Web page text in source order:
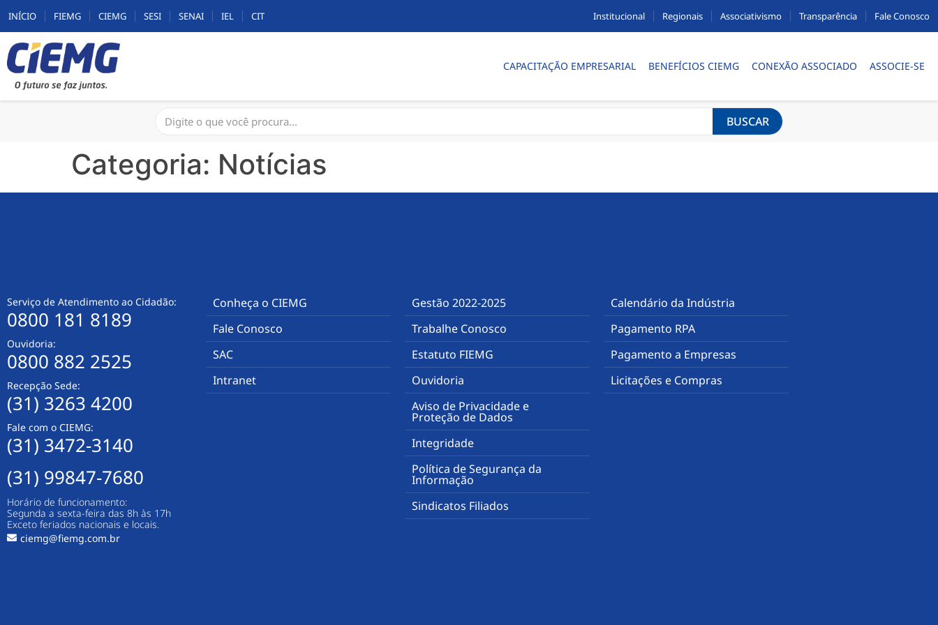
INÍCIO FIEMG CIEMG SESI SENAI IEL CIT Institucional Regionais Associativismo Transparência Fale Conosco
CAPACITAÇÃO EMPRESARIAL BENEFÍCIOS CIEMG CONEXÃO ASSOCIADO ASSOCIE-SE
BUSCAR
Categoria: Notícias
Serviço de Atendimento ao Cidadão:
0800 181 8189
Ouvidoria:
0800 882 2525
Recepção Sede:
(31) 3263 4200
Fale com o CIEMG:
(31) 3472-3140
(31) 99847-7680
Horário de funcionamento:
Segunda a sexta-feira das 8h às 17h
Exceto feriados nacionais e locais.
ciemg@fiemg.com.br
Conheça o CIEMG
Fale Conosco
SAC
Intranet
Gestão 2022-2025
Trabalhe Conosco
Estatuto FIEMG
Ouvidoria
Aviso de Privacidade e
Proteção de Dados
Integridade
Política de Segurança da
Informação
Sindicatos Filiados
Calendário da Indústria
Pagamento RPA
Pagamento a Empresas
Licitações e Compras